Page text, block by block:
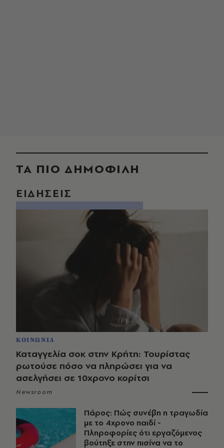
ΤΑ ΠΙΟ ΔΗΜΟΦΙΛΗ
ΕΙΔΗΣΕΙΣ
ΚΟΙΝΩΝΙΑ
Καταγγελία σοκ στην Κρήτη: Τουρίστας
ρωτούσε πόσο να πληρώσει για να
ασελγήσει σε 10χρονο κορίτσι
Newsroom
Πάρος: Πώς συνέβη η τραγωδία
με το 4χρονο παιδί -
Πληροφορίες ότι εργαζόμενος
βούτηξε στην πισίνα να το